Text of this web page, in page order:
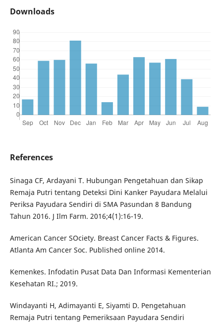
Downloads
References
Sinaga CF, Ardayani T. Hubungan Pengetahuan dan Sikap
Remaja Putri tentang Deteksi Dini Kanker Payudara Melalui
Periksa Payudara Sendiri di SMA Pasundan 8 Bandung
Tahun 2016. J Ilm Farm. 2016;4(1):16-19.
American Cancer SOciety. Breast Cancer Facts & Figures.
Atlanta Am Cancer Soc. Published online 2014.
Kemenkes. Infodatin Pusat Data Dan Informasi Kementerian
Kesehatan RI.; 2019.
Windayanti H, Adimayanti E, Siyamti D. Pengetahuan
Remaja Putri tentang Pemeriksaan Payudara Sendiri